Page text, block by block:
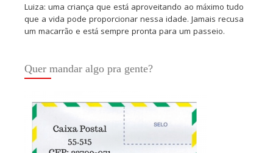
Luiza: uma criança que está aproveitando ao máximo tudo
que a vida pode proporcionar nessa idade. Jamais recusa
um macarrão e está sempre pronta para um passeio.
Quer mandar algo pra gente?